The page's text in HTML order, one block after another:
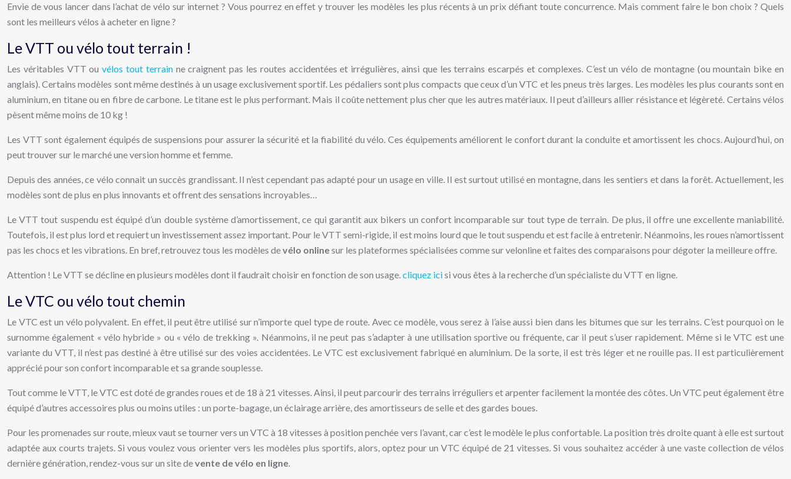
Envie de vous lancer dans l’achat de vélo sur internet ? Vous pourrez en effet y trouver les modèles les plus récents à un prix défiant toute concurrence. Mais comment faire le bon choix ? Quels
sont les meilleurs vélos à acheter en ligne ?
Le VTT ou vélo tout terrain !
Les véritables VTT ou vélos tout terrain ne craignent pas les routes accidentées et irrégulières, ainsi que les terrains escarpés et complexes. C’est un vélo de montagne (ou mountain bike en
anglais). Certains modèles sont même destinés à un usage exclusivement sportif. Les pédaliers sont plus compacts que ceux d’un VTC et les pneus très larges. Les modèles les plus courants sont en
aluminium, en titane ou en fibre de carbone. Le titane est le plus performant. Mais il coûte nettement plus cher que les autres matériaux. Il peut d’ailleurs allier résistance et légèreté. Certains vélos
pèsent même moins de 10 kg !
Les VTT sont également équipés de suspensions pour assurer la sécurité et la fiabilité du vélo. Ces équipements améliorent le confort durant la conduite et amortissent les chocs. Aujourd’hui, on
peut trouver sur le marché une version homme et femme.
Depuis des années, ce vélo connait un succès grandissant. Il n’est cependant pas adapté pour un usage en ville. Il est surtout utilisé en montagne, dans les sentiers et dans la forêt. Actuellement, les
modèles sont de plus en plus innovants et offrent des sensations incroyables…
Le VTT tout suspendu est équipé d’un double système d’amortissement, ce qui garantit aux bikers un confort incomparable sur tout type de terrain. De plus, il offre une excellente maniabilité.
Toutefois, il est plus lord et requiert un investissement assez important. Pour le VTT semi-rigide, il est moins lourd que le tout suspendu et est facile à entretenir. Néanmoins, les roues n’amortissent
pas les chocs et les vibrations. En bref, retrouvez tous les modèles devélo onlinesur les plateformes spécialisées comme sur velonline et faites des comparaisons pour dégoter la meilleure offre.
Attention ! Le VTT se décline en plusieurs modèles dont il faudrait choisir en fonction de son usage.cliquez icisi vous êtes à la recherche d’un spécialiste du VTT en ligne.
Le VTC ou vélo tout chemin
Le VTC est un vélo polyvalent. En effet, il peut être utilisé sur n’importe quel type de route. Avec ce modèle, vous serez à l’aise aussi bien dans les bitumes que sur les terrains. C’est pourquoi on le
surnomme également « vélo hybride » ou « vélo de trekking ». Néanmoins, il ne peut pas s’adapter à une utilisation sportive ou fréquente, car il peut s’user rapidement. Même si le VTC est une
variante du VTT, il n’est pas destiné à être utilisé sur des voies accidentées. Le VTC est exclusivement fabriqué en aluminium. De la sorte, il est très léger et ne rouille pas. Il est particulièrement
apprécié pour son confort incomparable et sa grande souplesse.
Tout comme le VTT, le VTC est doté de grandes roues et de 18 à 21 vitesses. Ainsi, il peut parcourir des terrains irréguliers et arpenter facilement la montée des côtes. Un VTC peut également être
équipé d’autres accessoires plus ou moins utiles : un porte-bagage, un éclairage arrière, des amortisseurs de selle et des gardes boues.
Pour les promenades sur route, mieux vaut se tourner vers un VTC à 18 vitesses à position penchée vers l’avant, car c’est le modèle le plus confortable. La position très droite quant à elle est surtout
adaptée aux courts trajets. Si vous voulez vous orienter vers les modèles plus sportifs, alors, optez pour un VTC équipé de 21 vitesses. Si vous souhaitez accéder à une vaste collection de vélos
dernière génération, rendez-vous sur un site devente de vélo en ligne.